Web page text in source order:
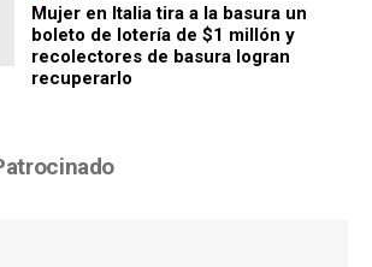
Mujer en Italia tira a la basura un
boleto de lotería de $1 millón y
recolectores de basura logran
recuperarlo